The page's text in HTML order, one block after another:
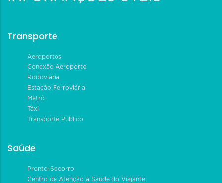
Transporte
Aeroportos
Conexão Aeroporto
Rodoviária
Estação Ferroviária
Metrô
Táxi
Transporte Público
Saúde
Pronto-Socorro
Centro de Atenção à Saúde do Viajante